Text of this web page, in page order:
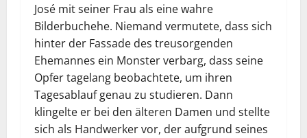
José mit seiner Frau als eine wahre
Bilderbuchehe. Niemand vermutete, dass sich
hinter der Fassade des treusorgenden
Ehemannes ein Monster verbarg, dass seine
Opfer tagelang beobachtete, um ihren
Tagesablauf genau zu studieren. Dann
klingelte er bei den älteren Damen und stellte
sich als Handwerker vor, der aufgrund seines